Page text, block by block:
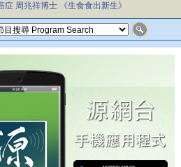
症 周兆祥博士 《生食食出新生》